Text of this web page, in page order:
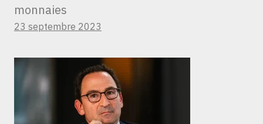
monnaies
23 septembre 2023